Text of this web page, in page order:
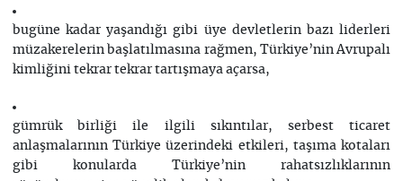
bugüne kadar yaşandığı gibi üye devletlerin bazı liderleri
müzakerelerin başlatılmasına rağmen, Türkiye’nin Avrupalı
kimliğini tekrar tekrar tartışmaya açarsa,
gümrük birliği ile ilgili sıkıntılar, serbest ticaret
anlaşmalarının Türkiye üzerindeki etkileri, taşıma kotaları
gibi konularda Türkiye’nin rahatsızlıklarının